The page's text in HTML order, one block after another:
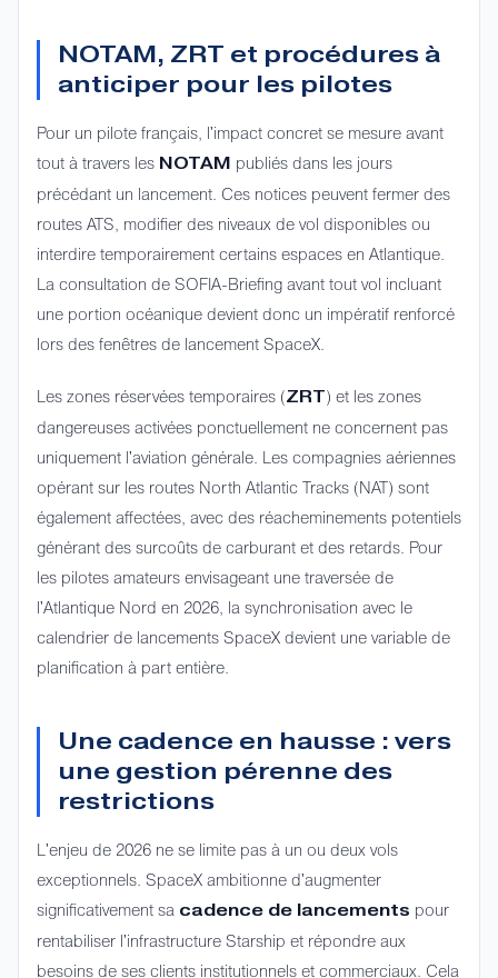
NOTAM, ZRT et procédures à
anticiper pour les pilotes
Pour un pilote français, l'impact concret se mesure avant
tout à travers les NOTAM publiés dans les jours
précédant un lancement. Ces notices peuvent fermer des
routes ATS, modifier des niveaux de vol disponibles ou
interdire temporairement certains espaces en Atlantique.
La consultation de SOFIA-Briefing avant tout vol incluant
une portion océanique devient donc un impératif renforcé
lors des fenêtres de lancement SpaceX.
Les zones réservées temporaires (ZRT) et les zones
dangereuses activées ponctuellement ne concernent pas
uniquement l'aviation générale. Les compagnies aériennes
opérant sur les routes North Atlantic Tracks (NAT) sont
également affectées, avec des réacheminements potentiels
générant des surcoûts de carburant et des retards. Pour
les pilotes amateurs envisageant une traversée de
l'Atlantique Nord en 2026, la synchronisation avec le
calendrier de lancements SpaceX devient une variable de
planification à part entière.
Une cadence en hausse : vers
une gestion pérenne des
restrictions
L'enjeu de 2026 ne se limite pas à un ou deux vols
exceptionnels. SpaceX ambitionne d'augmenter
significativement sa cadence de lancements pour
rentabiliser l'infrastructure Starship et répondre aux
besoins de ses clients institutionnels et commerciaux. Cela